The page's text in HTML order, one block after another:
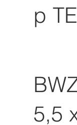
p
5,5